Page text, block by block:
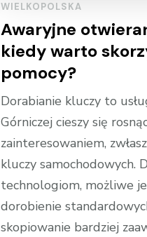
WIELKOPOLSKA
Awaryjne
kiedy warto
pomocy?
Dorabianie kluczy to
Górniczej cieszy się
zainteresowaniem,
kluczy samochodowych.
technologiom, możliwe
dorobienie
skopiowanie bardziej